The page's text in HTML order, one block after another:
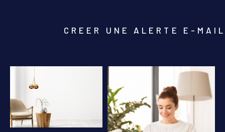
CREER UNE ALERTE E-
AFFINER LES CRITÈRES
PARKING TERRASSE PISCINE